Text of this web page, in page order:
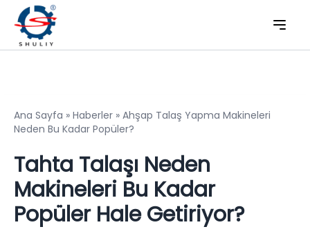
Ana Sayfa » Haberler » Ahşap Talaş Yapma Makineleri
Neden Bu Kadar Popüler?
Tahta Talaşı Neden
Makineleri Bu Kadar
Popüler Hale Getiriyor?